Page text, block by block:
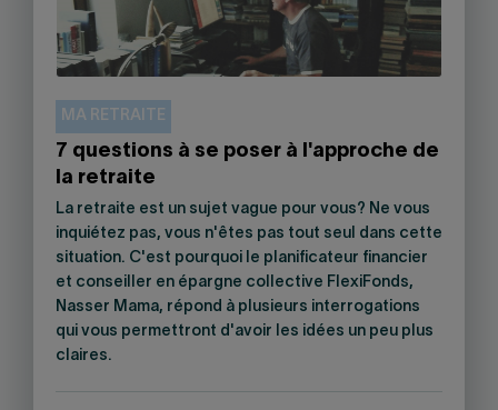
MA RETRAITE
7 questions à se poser à l'approche de
la retraite
La retraite est un sujet vague pour vous? Ne vous
inquiétez pas, vous n'êtes pas tout seul dans cette
situation. C'est pourquoi le planificateur financier
et conseiller en épargne collective FlexiFonds,
Nasser Mama, répond à plusieurs interrogations
qui vous permettront d'avoir les idées un peu plus
claires.